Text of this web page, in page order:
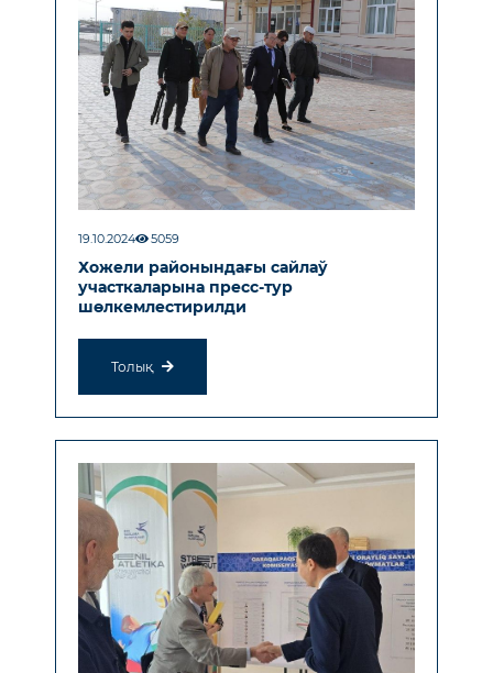
19.10.2024 5059
Хожели районындағы сайлаў
участкаларына пресс-тур
шөлкемлестирилди
Толық